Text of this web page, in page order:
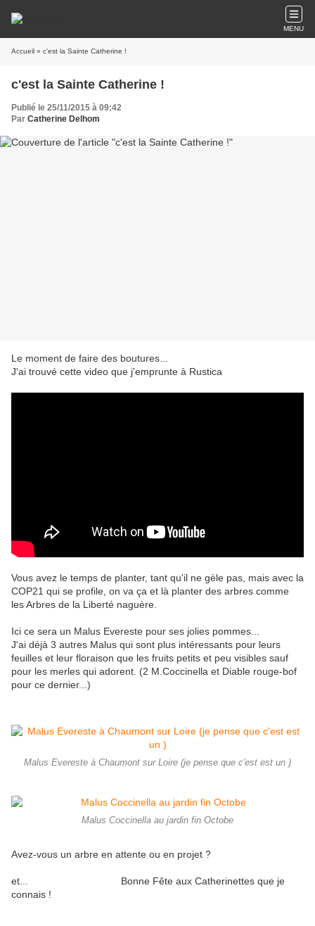
MENU
Accueil » c'est la Sainte Catherine !
c'est la Sainte Catherine !
Publié le 25/11/2015 à 09:42
Par Catherine Delhom
Le moment de faire des boutures...
J'ai trouvé cette video que j'emprunte à Rustica
Vous avez le temps de planter, tant qu'il ne gèle pas, mais avec la
COP21 qui se profile, on va ça et là planter des arbres comme
les Arbres de la Liberté naguère.
Ici ce sera un Malus Evereste pour ses jolies pommes...
J'ai déjà 3 autres Malus qui sont plus intéressants pour leurs
feuilles et leur floraison que les fruits petits et peu visibles sauf
pour les merles qui adorent. (2 M.Coccinella et Diable rouge-bof
pour ce dernier...)
Malus Evereste à Chaumont sur Loire (je pense que c'est est un )
Malus Coccinella au jardin fin Octobe
Avez-vous un arbre en attente ou en projet ?
et... Bonne Fête aux Catherinettes que je
connais !